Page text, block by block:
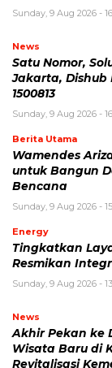
Sunday, 9 Aug 2026 -
News
Satu Nomor,
Jakarta, Dishub
1500813
Sunday, 9 Aug 2026 -
Berita Utama
Wamendes
untuk Bangun
Bencana
Sunday, 9 Aug 2026 -
Energy
Tingkatkan
Resmikan
Sunday, 9 Aug 2026 -
News
Akhir Pekan ke
Wisata Baru di
Revitalisasi